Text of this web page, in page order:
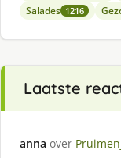
Salades 1216
Laatste
anna over